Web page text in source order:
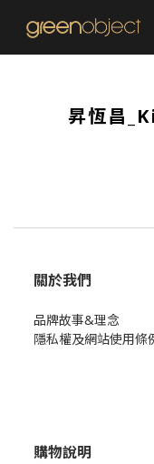
昇恆昌
關於我們
品牌故事&理念
隱私權及網站使用條
購物說明